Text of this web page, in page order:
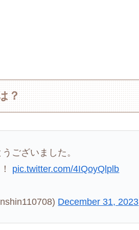
？
ございました。
pic.twitter.com/4IQoyQlplb
December 31, 2023